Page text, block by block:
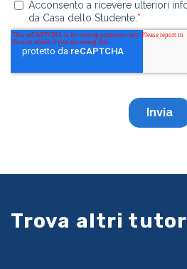
Trova altri tutor